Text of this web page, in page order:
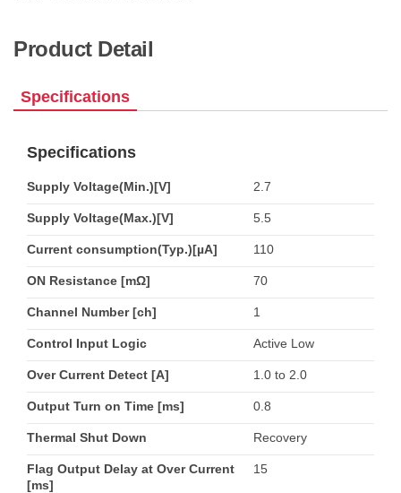
Product Detail
Specifications
Specifications
Supply Voltage(Min.)[V] 2.7
Supply Voltage(Max.)[V] 5.5
Current consumption(Typ.)[µA] 110
ON Resistance [mΩ] 70
Channel Number [ch] 1
Control Input Logic Active Low
Over Current Detect [A] 1.0 to 2.0
Output Turn on Time [ms] 0.8
Thermal Shut Down Recovery
Flag Output Delay at Over Current
[ms]
15